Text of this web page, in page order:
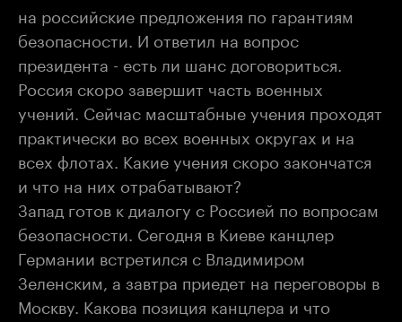
на российские предложения по гарантиям
безопасности. И ответил на вопрос
президента - есть ли шанс договориться.
Россия скоро завершит часть военных
учений. Сейчас масштабные учения проходят
практически во всех военных округах и на
всех флотах. Какие учения скоро закончатся
и что на них отрабатывают?
Запад готов к диалогу с Россией по вопросам
безопасности. Сегодня в Киеве канцлер
Германии встретился с Владимиром
Зеленским, а завтра приедет на переговоры в
Москву. Какова позиция канцлера и что